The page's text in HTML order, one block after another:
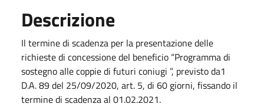
Descrizione
Il termine di scadenza per la presentazione delle
richieste di concessione del beneficio “Programma di
sostegno alle coppie di futuri coniugi ”, previsto da1
D.A. 89 del 25/09/2020, art. 5, di 60 giorni, fissando il
termine di scadenza al 01.02.2021.